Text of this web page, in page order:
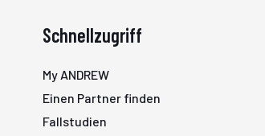
Schnellzugriff
My ANDREW
Einen Partner finden
Fallstudien